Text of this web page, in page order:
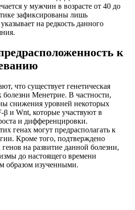
у мужчин в возрасте от 40 до
зафиксированы лишь
на редкость данного
к
что существует генетическая
болезни Менетрие. В частности,
снижения уровней некоторых
и Wnt, которые участвуют в
и дифференцировки.
генах могут предрасполагать к
Кроме того, подтверждено
на развитие данной болезни,
до настоящего времени
образом изученными.